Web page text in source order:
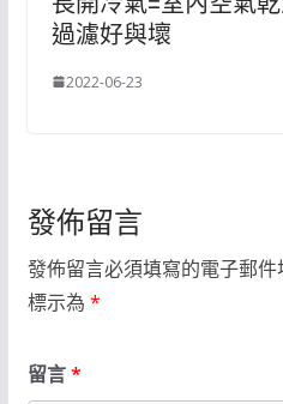
過濾好與壞
2022-06-23
發佈留言
發佈留言必須填寫的電子郵件
標示為 *
留言*